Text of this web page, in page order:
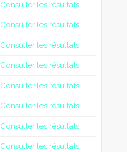
Consulter les résultats
Consulter les résultats
Consulter les résultats
Consulter les résultats
Consulter les résultats
Consulter les résultats
Consulter les résultats
Consulter les résultats